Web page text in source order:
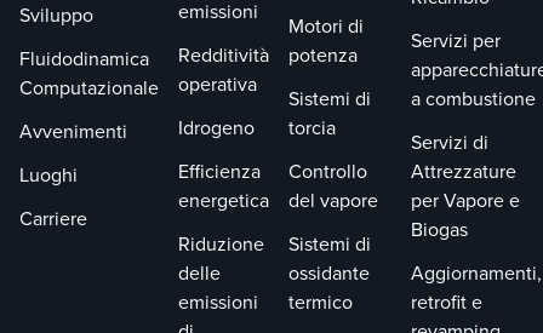
comprensione di
cosa causa
l'interazione delle
e dell'effetto di avere
bruciatori troppo
vicini tra loro e/o
pareti o ai tubi della
caldaia, oltre
all'impatto che ciò ha
istruttore dell'Istituto
o per una discussione
con un gruppo di
vissuto situazioni
simili presso le loro
strutture. Gli studenti
dimostrazioni di razzi
in una struttura di test
di brillamenti di
sul campo.
Sviluppo
Fluidodinamica
Computazionale
Avvenimenti
Luoghi
Carriere
emissioni
Redditività
operativa
Idrogeno
Efficienza
energetica
Riduzione
delle
emissioni
Motori di
potenza
Sistemi di
torcia
Controllo
del vapore
Sistemi di
ossidante
termico
Servizi per
a combustione
Servizi di
Attrezzature
per Vapore e
Biogas
Aggiornamenti,
retrofit e